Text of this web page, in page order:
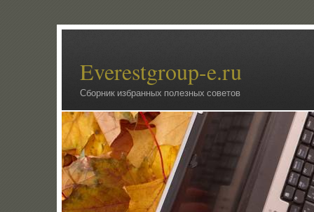
Everestgroup-e.ru
Сборник избранных полезных советов